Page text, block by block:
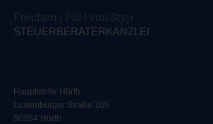
Frechen | Pilz | von Styp
STEUERBERATERKANZLEI
Hauptstelle Hürth:
Luxemburger Straße 105
50354 Hürth